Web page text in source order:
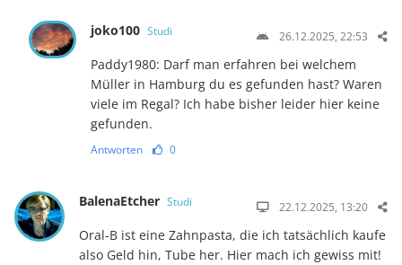
joko100 Studi 26.12.2025, 22:53
Paddy1980: Darf man erfahren bei welchem
Müller in Hamburg du es gefunden hast? Waren
viele im Regal? Ich habe bisher leider hier keine
gefunden.
Antworten 0
BalenaEtcher Studi 22.12.2025, 13:20
Oral-B ist eine Zahnpasta, die ich tatsächlich kaufe
also Geld hin, Tube her. Hier mach ich gewiss mit!